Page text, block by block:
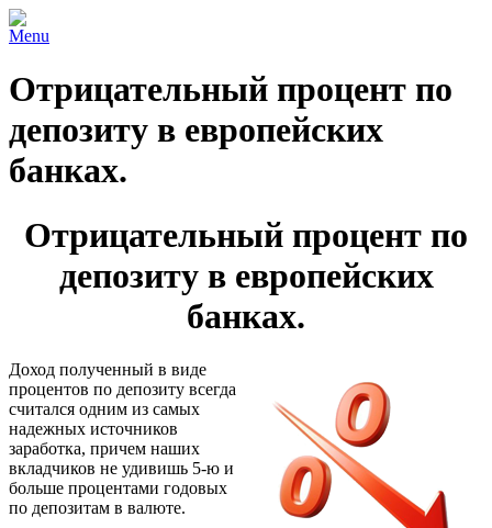
Menu
Отрицательный процент по
депозиту в европейских
банках.
Отрицательный процент по
депозиту в европейских
банках.
Доход полученный в виде
процентов по депозиту всегда
считался одним из самых
надежных источников
заработка, причем наших
вкладчиков не удивишь 5-ю и
больше процентами годовых
по депозитам в валюте.